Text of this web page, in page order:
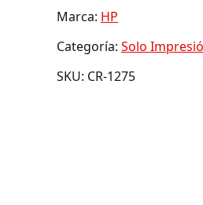
Marca: HP
Categoría: Solo
SKU: CR-1275